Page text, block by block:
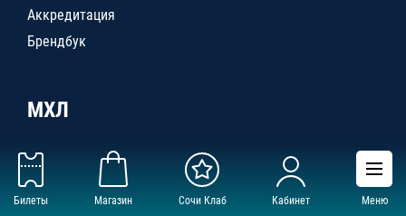
Билеты Магазин Сочи Клаб Кабинет Меню
Аккредитация
Брендбук
МХЛ